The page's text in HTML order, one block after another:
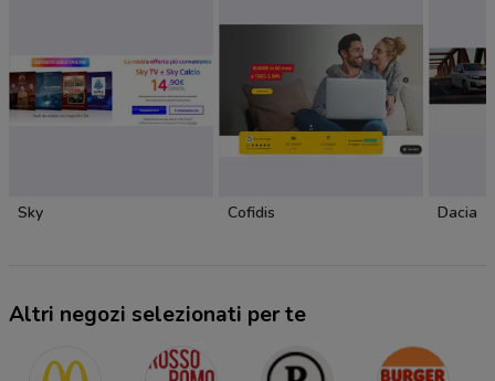
Sky Cofidis Dacia
Altri negozi selezionati per te